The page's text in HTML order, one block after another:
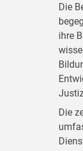
Die
ihre
Die